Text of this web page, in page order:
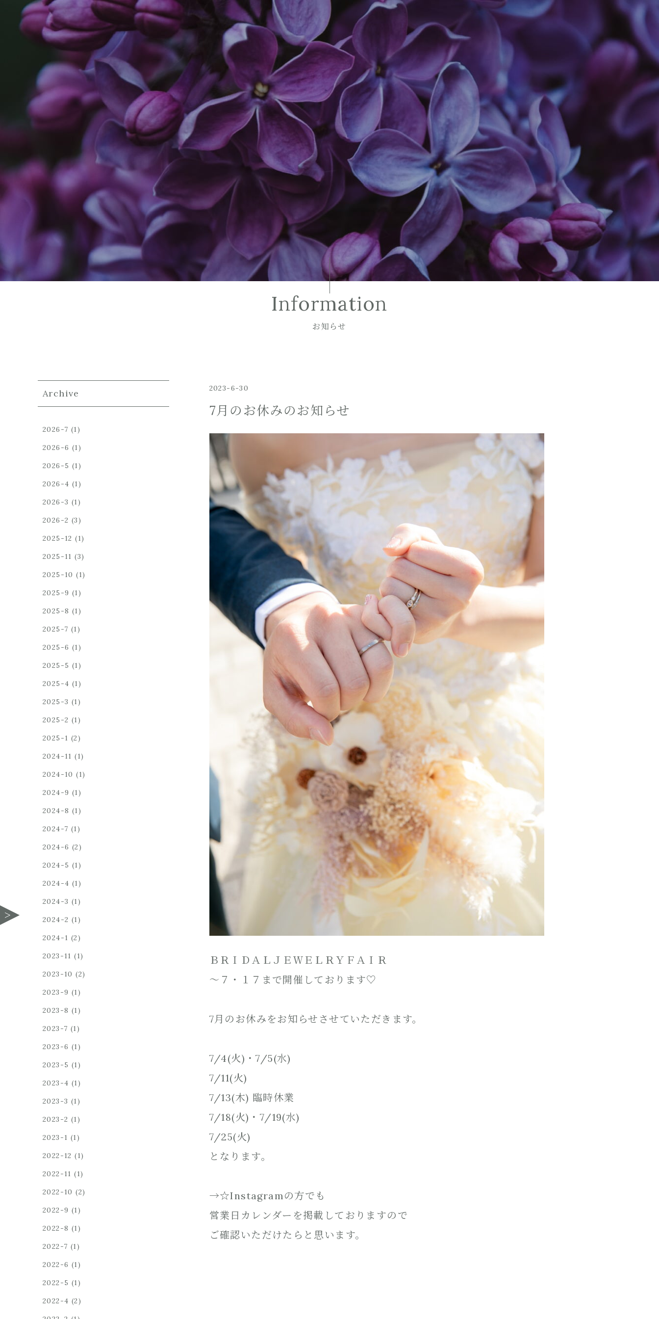
Information
お知らせ
Archive
2026-7 (1)
2026-6 (1)
2026-5 (1)
2026-4 (1)
2026-3 (1)
2026-2 (3)
2025-12 (1)
2025-11 (3)
2025-10 (1)
2025-9 (1)
2025-8 (1)
2025-7 (1)
2025-6 (1)
2025-5 (1)
2025-4 (1)
2025-3 (1)
2025-2 (1)
2025-1 (2)
2024-11 (1)
2024-10 (1)
2024-9 (1)
2024-8 (1)
2024-7 (1)
2024-6 (2)
2024-5 (1)
2024-4 (1)
2024-3 (1)
2024-2 (1)
2024-1 (2)
2023-11 (1)
2023-10 (2)
2023-9 (1)
2023-8 (1)
2023-7 (1)
2023-6 (1)
2023-5 (1)
2023-4 (1)
2023-3 (1)
2023-2 (1)
2023-1 (1)
2022-12 (1)
2022-11 (1)
2022-10 (2)
2022-9 (1)
2022-8 (1)
2022-7 (1)
2022-6 (1)
2022-5 (1)
2022-4 (2)
2023-6-30
7月のお休みのお知らせ
ＢＲＩＤＡＬＪＥＷＥＬＲＹＦＡＩＲ
～７・１７まで開催しております♡
7月のお休みをお知らせさせていただきます。
7/4(火)・7/5(水)
7/11(火)
7/13(木) 臨時休業
7/18(火)・7/19(水)
7/25(火)
となります。
→☆Instagramの方でも
営業日カレンダーを掲載しておりますので
ご確認いただけたらと思います。